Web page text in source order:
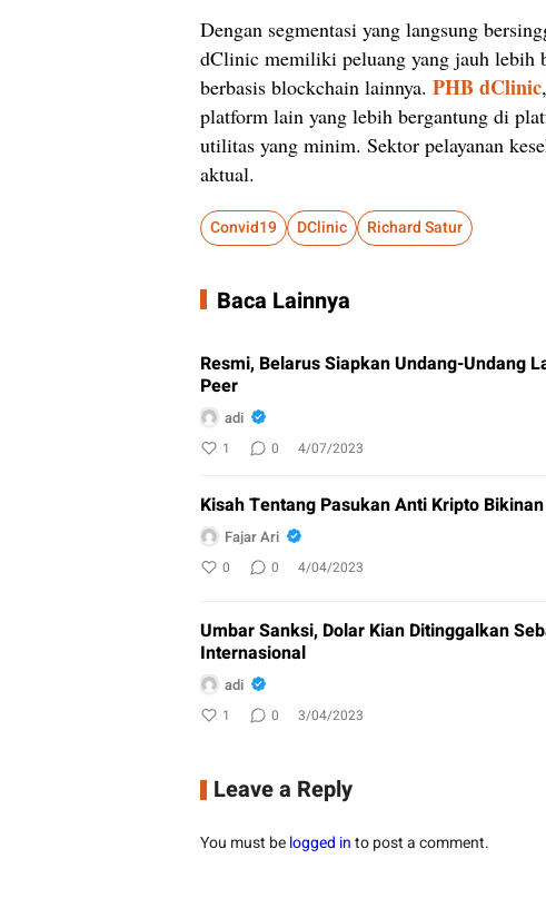
Dengan segmentasi yang langsung
dClinic memiliki peluang yang jauh lebih
berbasis blockchain lainnya. PHB dClinic
platform lain yang lebih bergantung di
utilitas yang minim. Sektor pelayanan
aktual.
Convid19 DClinic Richard Satur
Baca Lainnya
Resmi, Belarus Siapkan Undang-Undang
Peer
adi
1 0 4/07/2023
Kisah Tentang Pasukan Anti Kripto
Fajar Ari
0 0 4/04/2023
Umbar Sanksi, Dolar Kian Ditinggalkan
Internasional
adi
1 0 3/04/2023
Leave a Reply
You must belogged into post a comment.